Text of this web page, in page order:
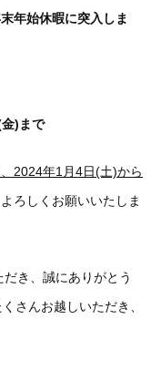
年始休暇に突入しま
)まで
2024年1月4日(土)から
ろしくお願いいたしま
き、誠にありがとう
くさんお越しいただき、